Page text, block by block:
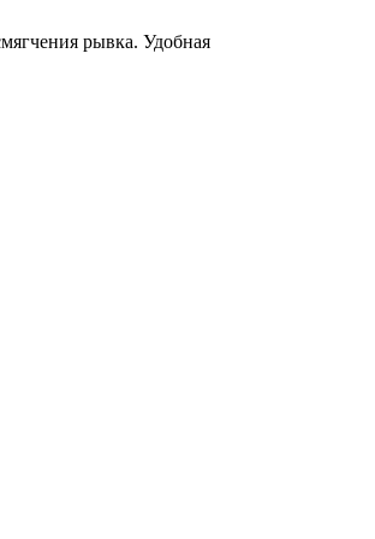
рывка. Удобная